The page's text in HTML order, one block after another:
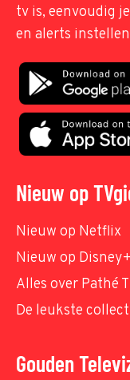
tv is, eenvoudig
en alerts
Nieuw op
Nieuw op Netflix
Nieuw op Disney+
Alles over Pathé
De leukste
Gouden